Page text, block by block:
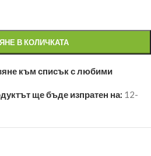
В КОЛИЧКАТА
към списък с любими
ще бъде изпратен на: 12-